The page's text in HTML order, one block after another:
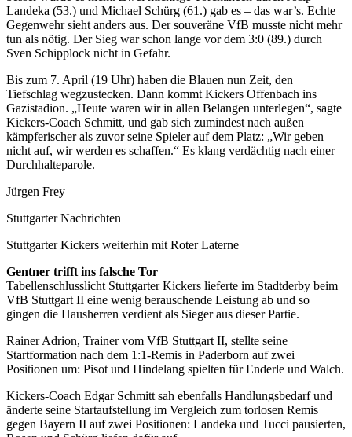
Landeka (53.) und Michael Schürg (61.) gab es – das war’s. Echte
Gegenwehr sieht anders aus. Der souveräne VfB musste nicht mehr
tun als nötig. Der Sieg war schon lange vor dem 3:0 (89.) durch
Sven Schipplock nicht in Gefahr.
Bis zum 7. April (19 Uhr) haben die Blauen nun Zeit, den
Tiefschlag wegzustecken. Dann kommt Kickers Offenbach ins
Gazistadion. „Heute waren wir in allen Belangen unterlegen“, sagte
Kickers-Coach Schmitt, und gab sich zumindest nach außen
kämpferischer als zuvor seine Spieler auf dem Platz: „Wir geben
nicht auf, wir werden es schaffen.“ Es klang verdächtig nach einer
Durchhalteparole.
Jürgen Frey
Stuttgarter Nachrichten
Stuttgarter Kickers weiterhin mit Roter Laterne
Gentner trifft ins falsche Tor
Tabellenschlusslicht Stuttgarter Kickers lieferte im Stadtderby beim
VfB Stuttgart II eine wenig berauschende Leistung ab und so
gingen die Hausherren verdient als Sieger aus dieser Partie.
Rainer Adrion, Trainer vom VfB Stuttgart II, stellte seine
Startformation nach dem 1:1-Remis in Paderborn auf zwei
Positionen um: Pisot und Hindelang spielten für Enderle und Walch.
Kickers-Coach Edgar Schmitt sah ebenfalls Handlungsbedarf und
änderte seine Startaufstellung im Vergleich zum torlosen Remis
gegen Bayern II auf zwei Positionen: Landeka und Tucci pausierten,